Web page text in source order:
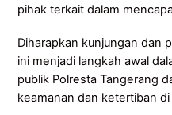
pihak terkait dalam
Diharapkan kunjungan dan
ini menjadi langkah awal
publik Polresta Tangerang
keamanan dan ketertiban